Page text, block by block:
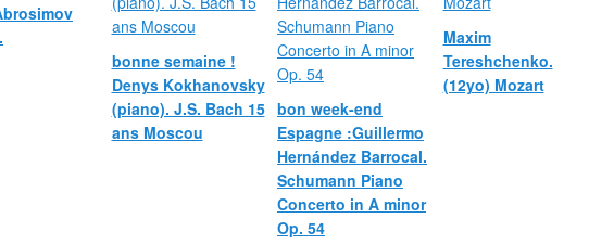
bonne semaine !
Denys Kokhanovsky
(piano). J.S. Bach 15
ans Moscou
bon week-end
Espagne :Guillermo
Hernández Barrocal.
Schumann Piano
Concerto in A minor
Op. 54
Maxim
Tereshchenko.
(12yo) Mozart